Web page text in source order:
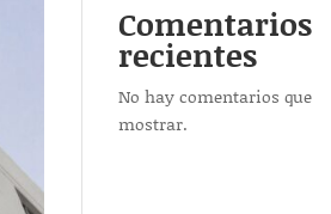
Comentarios
recientes
No hay comentarios que
mostrar.